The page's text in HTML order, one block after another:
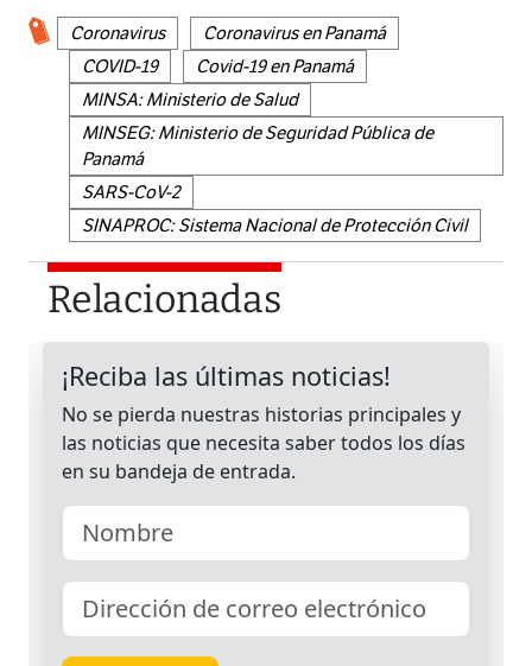
Coronavirus
Coronavirus en Panamá
COVID-19
Covid-19 en Panamá
MINSA: Ministerio de Salud
MINSEG: Ministerio de Seguridad Pública de
Panamá
SARS-CoV-2
SINAPROC: Sistema Nacional de Protección Civil
Relacionadas